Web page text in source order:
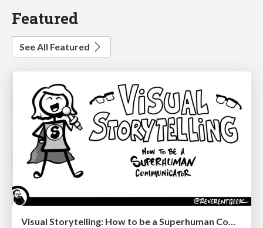
Featured
See All Featured
Visual Storytelling: How to be a Superhuman Communicator